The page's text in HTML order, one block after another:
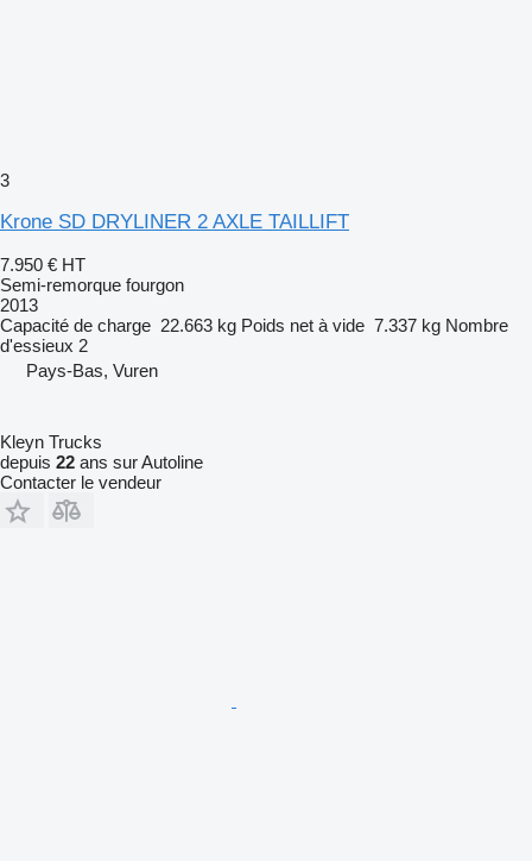
3
Krone SD DRYLINER 2 AXLE TAILLIFT
7.950 € HT
Semi-remorque fourgon
2013
Capacité de charge 22.663 kg Poids net à vide 7.337 kg Nombre
d'essieux 2
Pays-Bas, Vuren
Kleyn Trucks
depuis 22 ans sur Autoline
Contacter le vendeur